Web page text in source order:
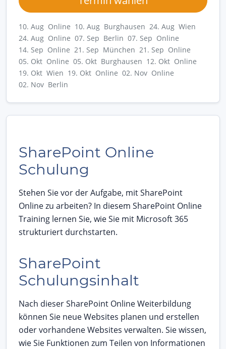
10. Aug Online 10. Aug Burghausen 24. Aug Wien
24. Aug Online 07. Sep Berlin 07. Sep Online
14. Sep Online 21. Sep München 21. Sep Online
05. Okt Online 05. Okt Burghausen 12. Okt Online
19. Okt Wien 19. Okt Online 02. Nov Online
02. Nov Berlin
SharePoint Online
Schulung
Stehen Sie vor der Aufgabe, mit SharePoint
Online zu arbeiten? In diesem SharePoint Online
Training lernen Sie, wie Sie mit Microsoft 365
strukturiert durchstarten.
SharePoint
Schulungsinhalt
Nach dieser SharePoint Online Weiterbildung
können Sie neue Websites planen und erstellen
oder vorhandene Websites verwalten. Sie wissen,
wie Sie Funktionen zum Teilen von Informationen